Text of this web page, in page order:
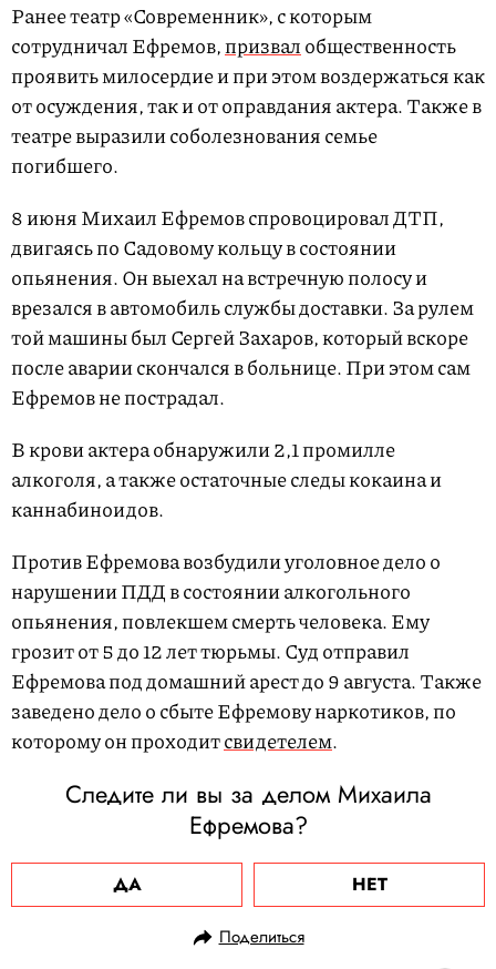
Ранее театр «Современник», с которым
сотрудничал Ефремов,призвалобщественность
проявить милосердие и при этом воздержаться как
от осуждения, так и от оправдания актера. Также в
театре выразили соболезнования семье
погибшего.
8 июня Михаил Ефремов спровоцировал ДТП,
двигаясь по Садовому кольцу в состоянии
опьянения. Он выехал на встречную полосу и
врезался в автомобиль службы доставки. За рулем
той машины был Сергей Захаров, который вскоре
после аварии скончался в больнице. При этом сам
Ефремов не пострадал.
В крови актера обнаружили 2,1 промилле
алкоголя, а также остаточные следы кокаина и
каннабиноидов.
Против Ефремова возбудили уголовное дело о
нарушении ПДД в состоянии алкогольного
опьянения, повлекшем смерть человека. Ему
грозит от 5 до 12 лет тюрьмы. Суд отправил
Ефремова под домашний арест до 9 августа. Также
заведено дело о сбыте Ефремову наркотиков, по
которому он проходитсвидетелем.
Следите ли вы за делом Михаила
Ефремова?
ДА НЕТ
Поделиться